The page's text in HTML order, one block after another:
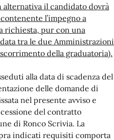
il candidato dovrà
l’impegno a
richiesta, pur con una
tra le due Amministrazioni
della graduatoria).
alla data di scadenza del
delle domande di
nel presente avviso e
del contratto
di Ronco Scrivia. La
indicati requisiti comporta